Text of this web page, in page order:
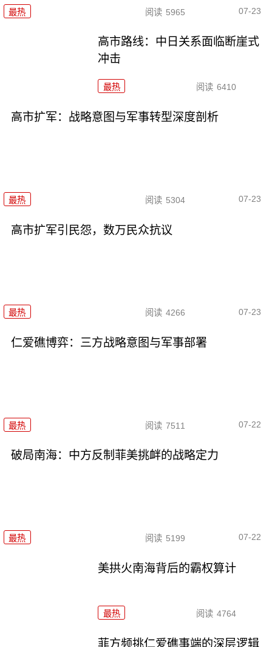
最热 阅读 5965 07-23
高市路线：中日关系面临断崖式
冲击
最热 阅读 6410
高市扩军：战略意图与军事转型深度剖析
最热 阅读 5304 07-23
高市扩军引民怨，数万民众抗议
最热 阅读 4266 07-23
仁爱礁博弈：三方战略意图与军事部署
最热 阅读 7511 07-22
破局南海：中方反制菲美挑衅的战略定力
最热 阅读 5199 07-22
美拱火南海背后的霸权算计
最热 阅读 4764
菲方频挑仁爱礁事端的深层逻辑